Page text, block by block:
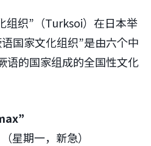
组织”（Turksoi）在日本举
国家文化组织”是由六个中
语的国家组成的全国性文化
星期一，新急）